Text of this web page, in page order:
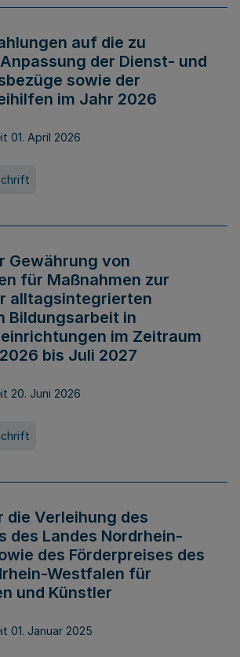
auf die zu
der Dienst- und
sowie der
im Jahr 2026
01. April 2026
Gewährung von
für Maßnahmen zur
alltagsintegrierten
Bildungsarbeit in
im Zeitraum
bis Juli 2027
20. Juni 2026
die Verleihung des
des Landes Nordrhein-
des Förderpreises des
Westfalen für
und Künstler
01. Januar 2025